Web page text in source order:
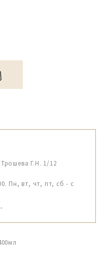
Г.Н. 1/12
Пн, вт, чт, пт, сб - с